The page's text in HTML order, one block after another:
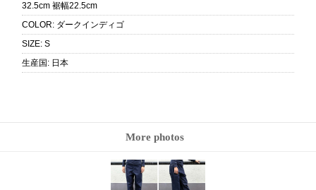
32.5cm 裾幅22.5cm
COLOR: ダークインディゴ
SIZE: S
生産国: 日本
More photos